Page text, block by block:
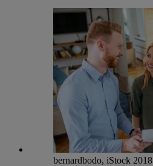
bernardbodo, iStock 2018